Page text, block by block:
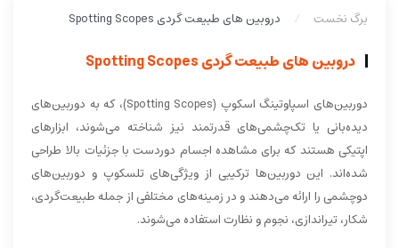
برگ نخست دروبین های طبیعت گردی Spotting Scopes
دروبین های طبیعت گردی Spotting Scopes
دوربین‌های اسپاوتینگ اسکوپ (Spotting Scopes)، که به دوربین‌های
دیده‌بانی یا تک‌چشمی‌های قدرتمند نیز شناخته می‌شوند، ابزارهای
اپتیکی هستند که برای مشاهده اجسام دوردست با جزئیات بالا طراحی
شده‌اند. این دوربین‌ها ترکیبی از ویژگی‌های تلسکوپ و دوربین‌های
دوچشمی را ارائه می‌دهند و در زمینه‌های مختلفی از جمله طبیعت‌گردی،
شکار، تیراندازی، نجوم و نظارت استفاده می‌شوند.